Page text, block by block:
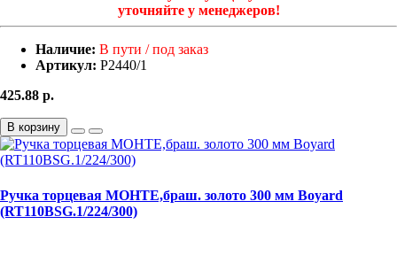
уточняйте у менеджеров!
Наличие: В пути / под заказ
Артикул: Р2440/1
425.88 р.
В корзину
Ручка торцевая МОНТЕ,браш. золото 300 мм Boyard
(RT110BSG.1/224/300)